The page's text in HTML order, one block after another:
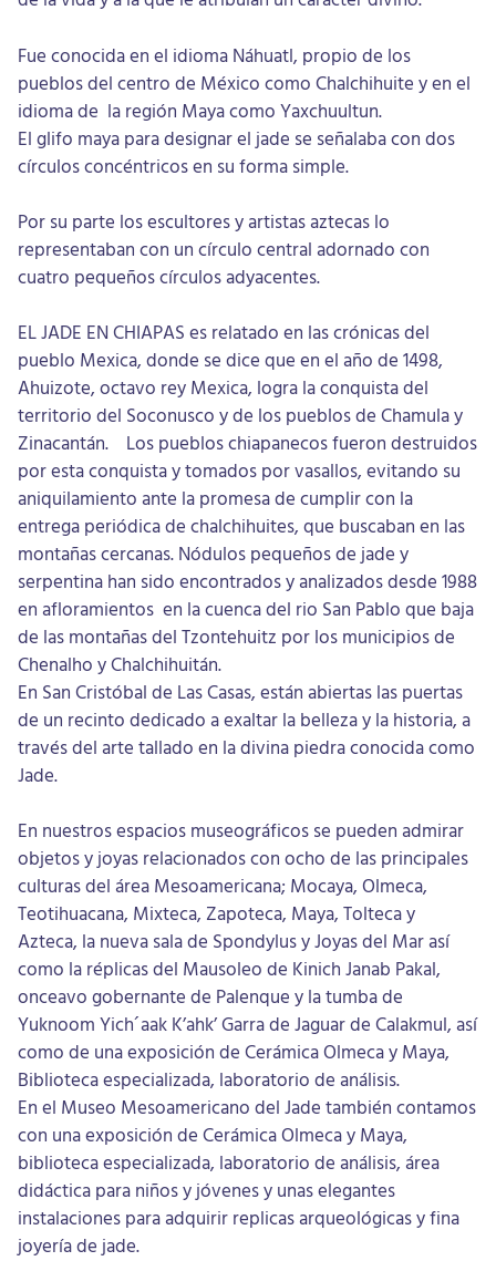
Fue conocida en el idioma Náhuatl, propio de los
pueblos del centro de México como Chalchihuite y en el
idioma de la región Maya como Yaxchuultun.
El glifo maya para designar el jade se señalaba con dos
círculos concéntricos en su forma simple.
Por su parte los escultores y artistas aztecas lo
representaban con un círculo central adornado con
cuatro pequeños círculos adyacentes.
EL JADE EN CHIAPAS es relatado en las crónicas del
pueblo Mexica, donde se dice que en el año de 1498,
Ahuizote, octavo rey Mexica, logra la conquista del
territorio del Soconusco y de los pueblos de Chamula y
Zinacantán. Los pueblos chiapanecos fueron destruidos
por esta conquista y tomados por vasallos, evitando su
aniquilamiento ante la promesa de cumplir con la
entrega periódica de chalchihuites, que buscaban en las
montañas cercanas. Nódulos pequeños de jade y
serpentina han sido encontrados y analizados desde 1988
en afloramientos en la cuenca del rio San Pablo que baja
de las montañas del Tzontehuitz por los municipios de
Chenalho y Chalchihuitán.
En San Cristóbal de Las Casas, están abiertas las puertas
de un recinto dedicado a exaltar la belleza y la historia, a
través del arte tallado en la divina piedra conocida como
Jade.
En nuestros espacios museográficos se pueden admirar
objetos y joyas relacionados con ocho de las principales
culturas del área Mesoamericana; Mocaya, Olmeca,
Teotihuacana, Mixteca, Zapoteca, Maya, Tolteca y
Azteca, la nueva sala de Spondylus y Joyas del Mar así
como la réplicas del Mausoleo de Kinich Janab Pakal,
onceavo gobernante de Palenque y la tumba de
Yuknoom Yich´aak K’ahk’ Garra de Jaguar de Calakmul, así
como de una exposición de Cerámica Olmeca y Maya,
Biblioteca especializada, laboratorio de análisis.
En el Museo Mesoamericano del Jade también contamos
con una exposición de Cerámica Olmeca y Maya,
biblioteca especializada, laboratorio de análisis, área
didáctica para niños y jóvenes y unas elegantes
instalaciones para adquirir replicas arqueológicas y fina
joyería de jade.